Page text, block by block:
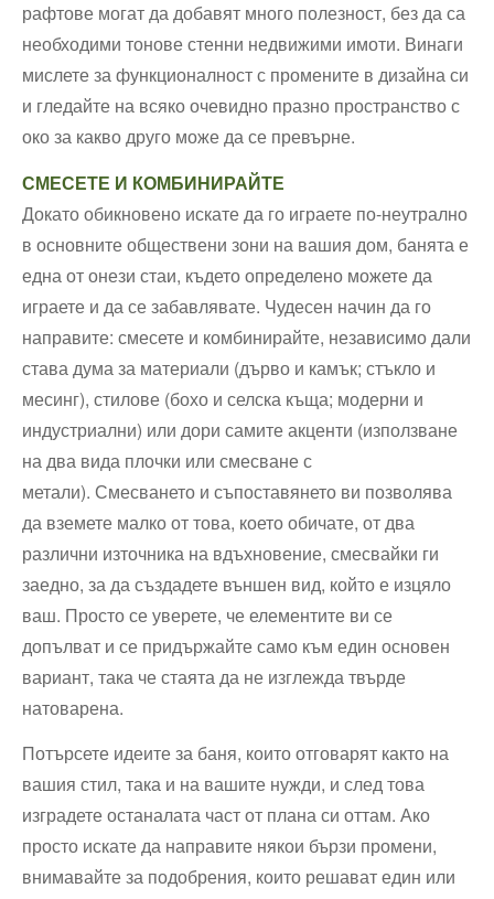
рафтове могат да добавят много полезност, без да са
необходими тонове стенни недвижими имоти. Винаги
мислете за функционалност с промените в дизайна си
и гледайте на всяко очевидно празно пространство с
око за какво друго може да се превърне.
СМЕСЕТЕ И КОМБИНИРАЙТЕ
Докато обикновено искате да го играете по-неутрално
в основните обществени зони на вашия дом, банята е
една от онези стаи, където определено можете да
играете и да се забавлявате. Чудесен начин да го
направите: смесете и комбинирайте, независимо дали
става дума за материали (дърво и камък; стъкло и
месинг), стилове (бохо и селска къща; модерни и
индустриални) или дори самите акценти (използване
на два вида плочки или смесване с
метали). Смесването и съпоставянето ви позволява
да вземете малко от това, което обичате, от два
различни източника на вдъхновение, смесвайки ги
заедно, за да създадете външен вид, който е изцяло
ваш. Просто се уверете, че елементите ви се
допълват и се придържайте само към един основен
вариант, така че стаята да не изглежда твърде
натоварена.
Потърсете идеите за баня, които отговарят както на
вашия стил, така и на вашите нужди, и след това
изградете останалата част от плана си оттам. Ако
просто искате да направите някои бързи промени,
внимавайте за подобрения, които решават един или